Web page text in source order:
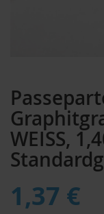
WEISS,
1,37 €
der
Bildergalerie
springen